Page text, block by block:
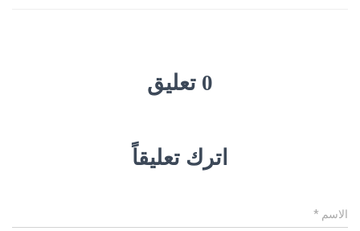
0 تعليق
اترك تعليقاً
الاسم *